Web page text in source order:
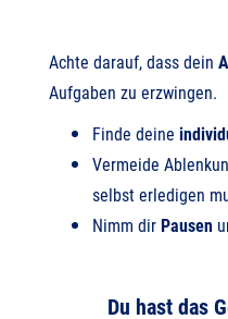
Achte darauf, dass dein
Aufgaben zu erzwingen.
Finde deine
Vermeide
selbst erledigen
Nimm dir Pausen
Du hast das